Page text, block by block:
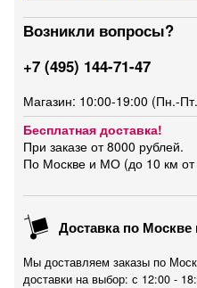
Возникли вопросы?
+7 (495) 144-71-47
Магазин: 10:00-19:00 (Пн.-
Бесплатная доставка!
При заказе от 8000 рублей.
По Москве и МО (до 10 км
Доставка по
Мы доставляем заказы по
доставки на выбор: с 12:00 -